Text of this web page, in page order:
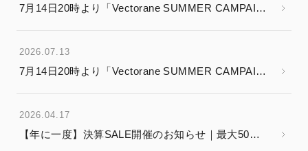
7月14日20時より「Vectorane SUMMER CAMPAIGN」開催
2026.07.13
7月14日20時より「Vectorane SUMMER CAMPAIGN」
2026.04.17
【年に一度】決算SALE開催のお知らせ｜最大50%OFFの抽選クーポン＆全員プレゼント